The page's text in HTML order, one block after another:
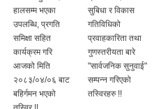
सुबिधा र विकास
गतिविधिको
प्रवाहकारिता तथा
गुणस्तरीयता बारे
"सार्वजनिक सुनुवाई"
सम्पन्न गरिएको
तस्विरहरु !!
नीति, कार्यक्रम तथा
बजेट सौहार्दपूर्ण
वातावरणमा सभाबाट
पास भएको छ |
सम्पन्न पश्चातको
सामुहिक तस्विर |